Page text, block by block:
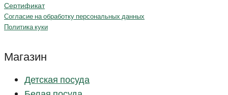
Сертификат
Согласие на обработку персональных данных
Политика куки
Магазин
Детская посуда